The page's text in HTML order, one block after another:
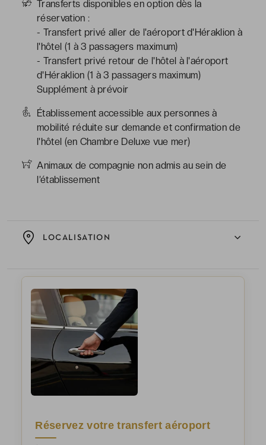
Transferts disponibles en option dès la
réservation :
- Transfert privé aller de l'aéroport d'Héraklion à
l'hôtel (1 à 3 passagers maximum)
- Transfert privé retour de l'hôtel à l'aéroport
d'Héraklion (1 à 3 passagers maximum)
Supplément à prévoir
Établissement accessible aux personnes à
mobilité réduite sur demande et confirmation de
l'hôtel (en Chambre Deluxe vue mer)
Animaux de compagnie non admis au sein de
l’établissement
LOCALISATION
Réservez votre transfert aéroport